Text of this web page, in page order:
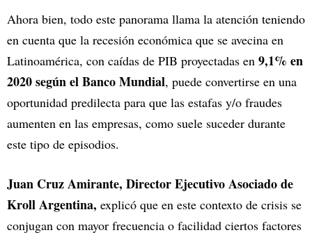
Ahora bien, todo este panorama llama la atención teniendo
en cuenta que la recesión económica que se avecina en
Latinoamérica, con caídas de PIB proyectadas en 9,1% en
2020 según el Banco Mundial, puede convertirse en una
oportunidad predilecta para que las estafas y/o fraudes
aumenten en las empresas, como suele suceder durante
este tipo de episodios.
Juan Cruz Amirante, Director Ejecutivo Asociado de
Kroll Argentina, explicó que en este contexto de crisis se
conjugan con mayor frecuencia o facilidad ciertos factores